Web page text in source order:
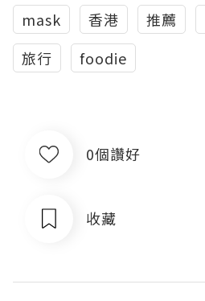
mask 香港 推薦
旅行
foodie
0個讚好
收藏